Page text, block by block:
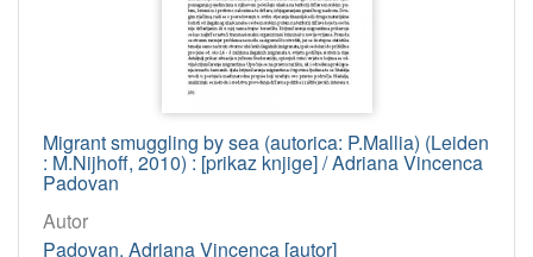
Migrant smuggling by sea (autorica: P.Mallia) (Leiden
: M.Nijhoff, 2010) : [prikaz knjige] / Adriana Vincenca
Padovan
Autor
Padovan, Adriana Vincenca [autor]